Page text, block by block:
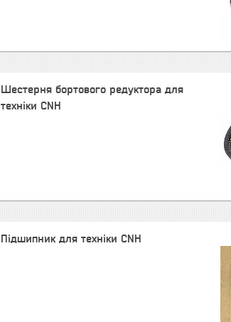
Шестерня бортового редуктора для
техніки CNH
Підшипник для техніки CNH